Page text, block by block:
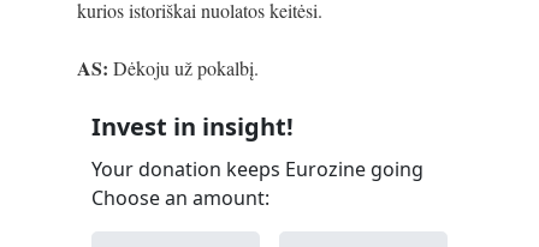
kurios istoriškai nuolatos keitėsi.
AS: Dėkoju už pokalbį.